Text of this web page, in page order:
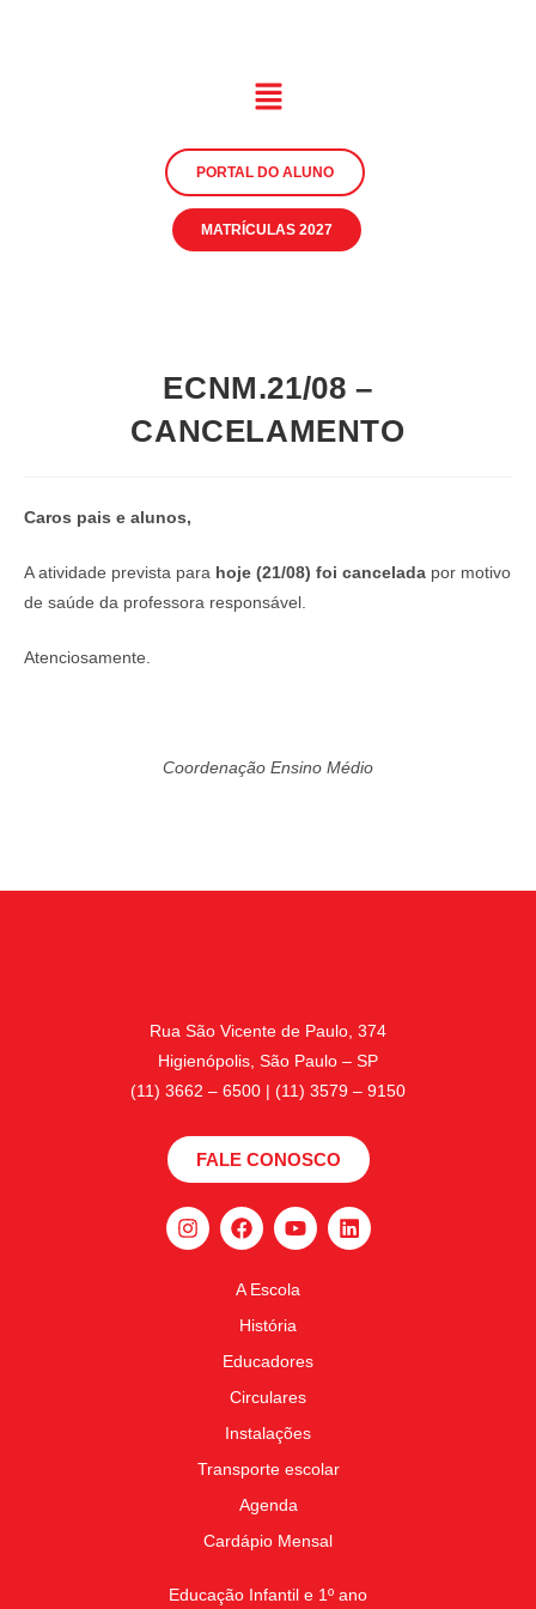
PORTAL DO ALUNO
MATRÍCULAS 2027
ECNM.21/08 –
CANCELAMENTO
Caros pais e alunos,
A atividade prevista para hoje (21/08) foi cancelada por motivo
de saúde da professora responsável.
Atenciosamente.
Coordenação Ensino Médio
Rua São Vicente de Paulo, 374
Higienópolis, São Paulo – SP
(11) 3662 – 6500 | (11) 3579 – 9150
FALE CONOSCO
A Escola
História
Educadores
Circulares
Instalações
Transporte escolar
Agenda
Cardápio Mensal
Educação Infantil e 1º ano